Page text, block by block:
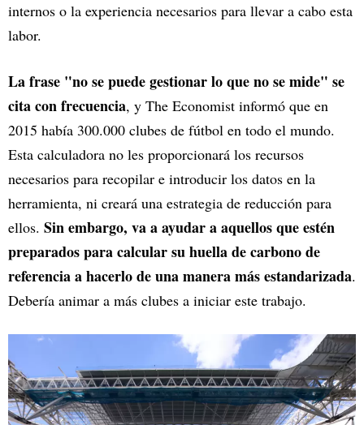
internos o la experiencia necesarios para llevar a cabo esta
labor.
La frase "no se puede gestionar lo que no se mide" se
cita con frecuencia, y The Economist informó que en
2015 había 300.000 clubes de fútbol en todo el mundo.
Esta calculadora no les proporcionará los recursos
necesarios para recopilar e introducir los datos en la
herramienta, ni creará una estrategia de reducción para
ellos. Sin embargo, va a ayudar a aquellos que estén
preparados para calcular su huella de carbono de
referencia a hacerlo de una manera más estandarizada.
Debería animar a más clubes a iniciar este trabajo.